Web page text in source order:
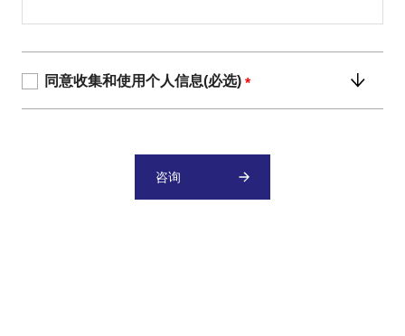
同意收集和使用个人信息(必选) *
咨询